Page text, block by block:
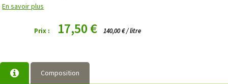
En savoir plus
Prix : 17,50 € 140,00 € / litre
Composition